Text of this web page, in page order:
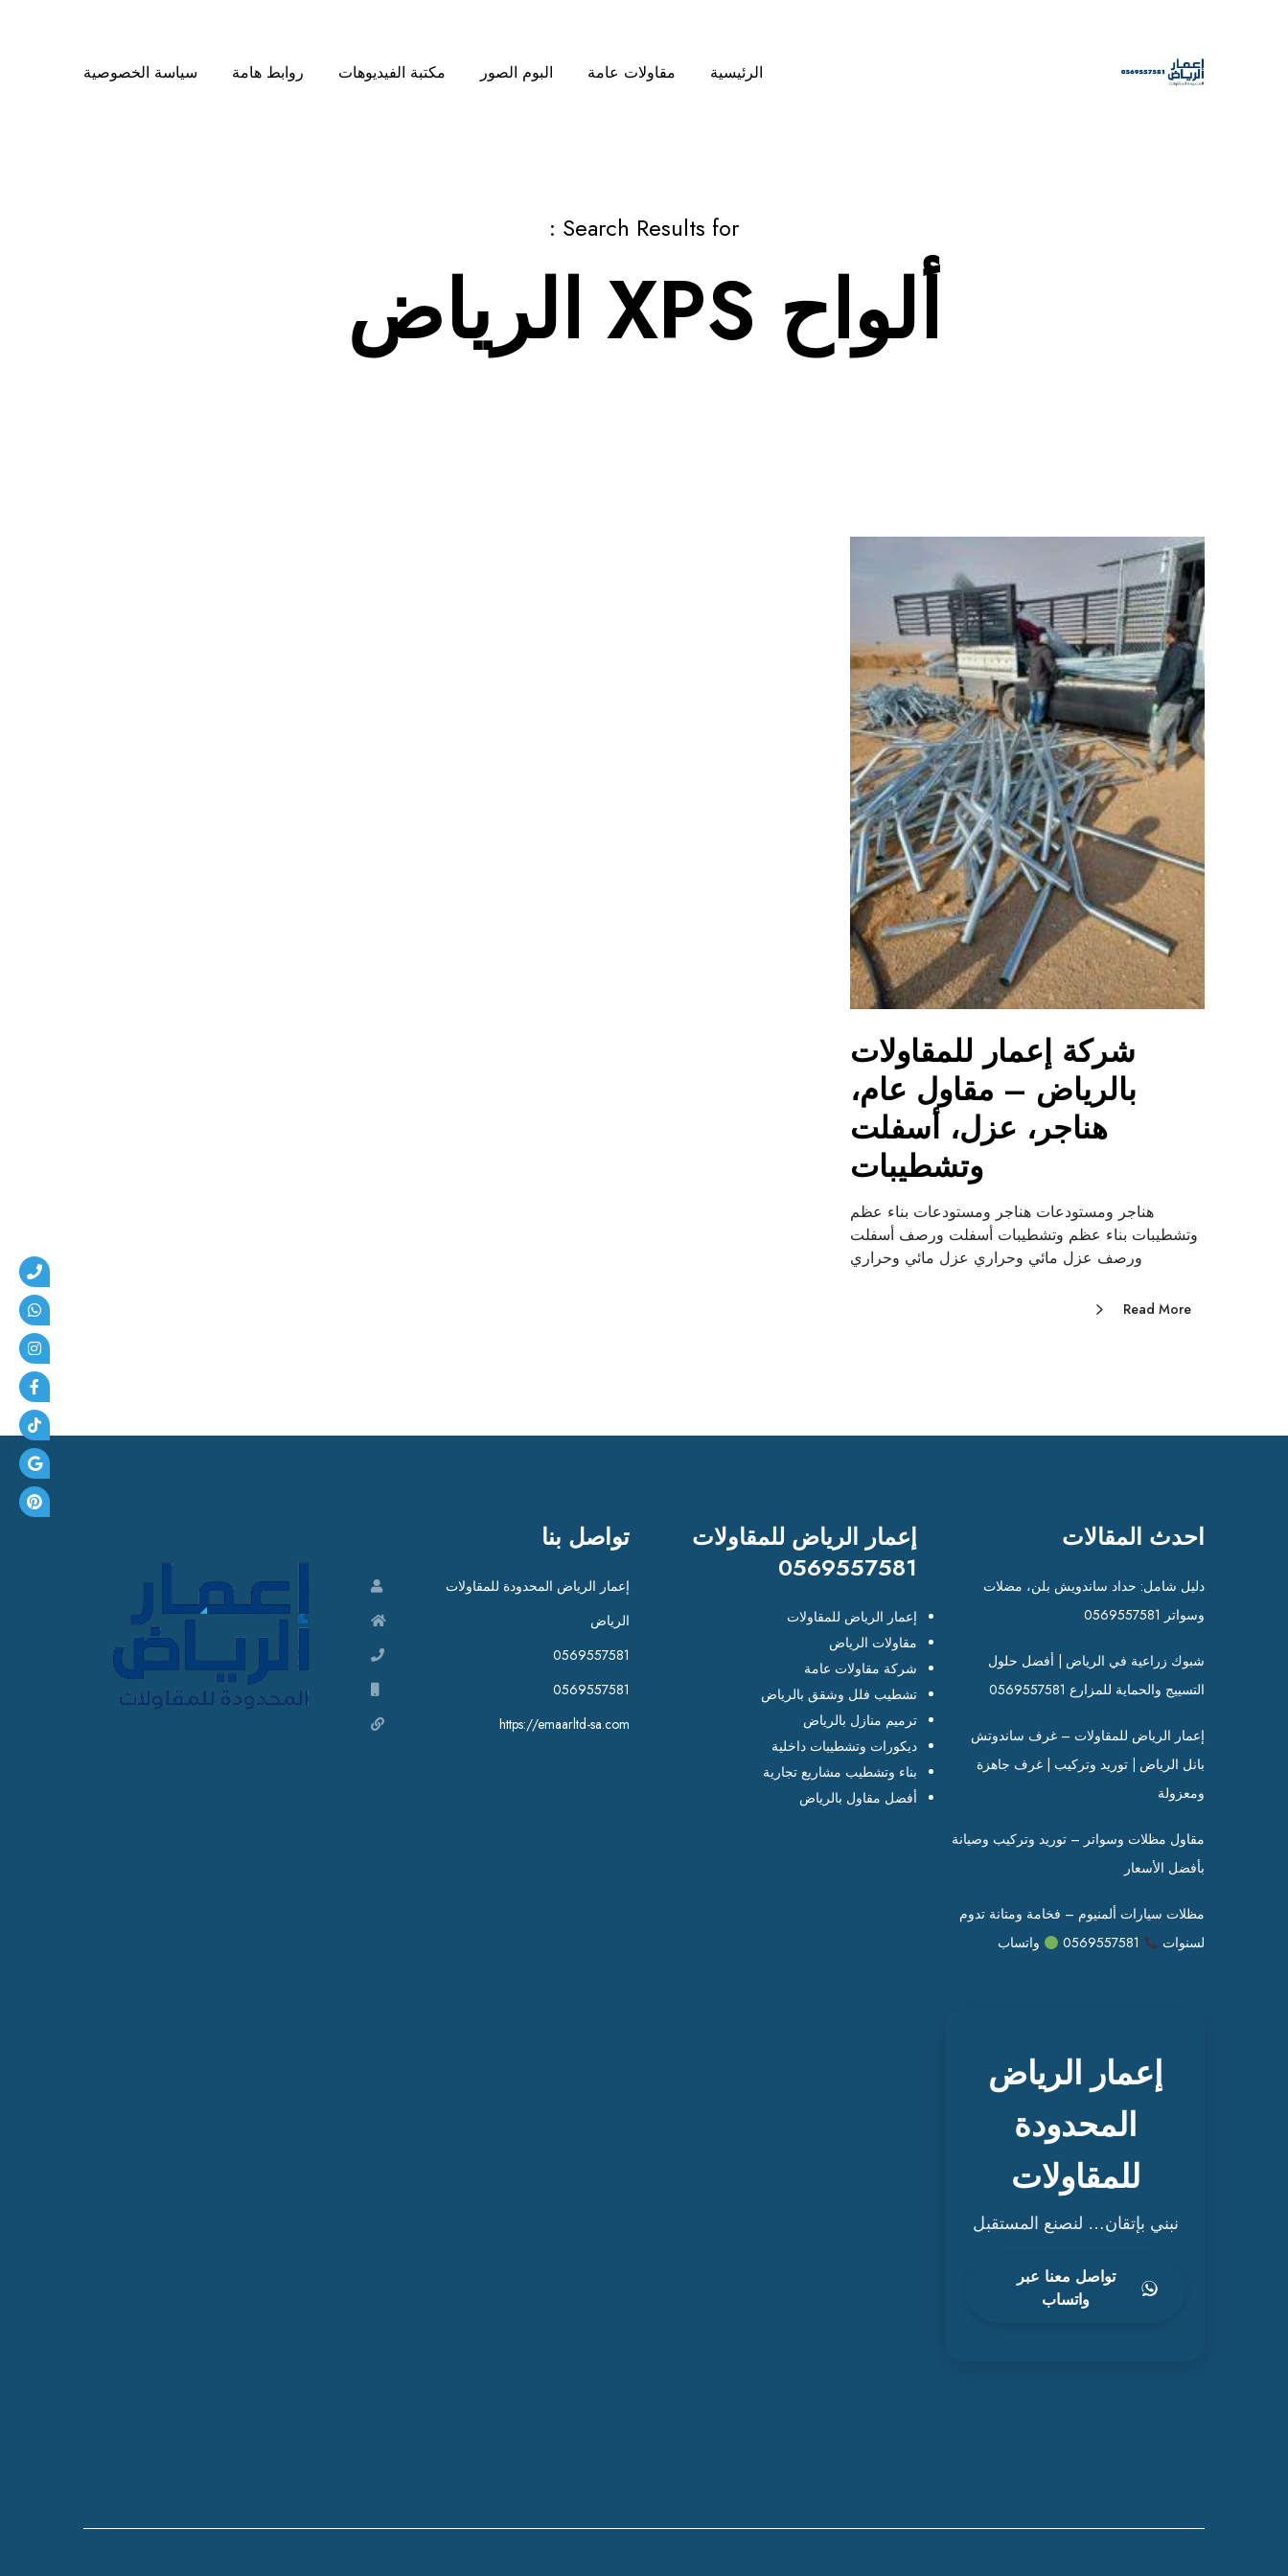
الرئيسية مقاولات عامة البوم الصور مكتبة الفيديوهات روابط هامة سياسة الخصوصية
Search Results for :
ألواح XPS الرياض
شركة إعمار للمقاولات
بالرياض – مقاول عام،
هناجر، عزل، أسفلت
وتشطيبات
هناجر ومستودعات هناجر ومستودعات بناء عظم
وتشطيبات بناء عظم وتشطيبات أسفلت ورصف أسفلت
ورصف عزل مائي وحراري عزل مائي وحراري
Read More
احدث المقالات
دليل شامل: حداد ساندويش بلن، مضلات
وسواتر 0569557581
شبوك زراعية في الرياض | أفضل حلول
التسييج والحماية للمزارع 0569557581
إعمار الرياض للمقاولات – غرف ساندوتش
بانل الرياض | توريد وتركيب | غرف جاهزة
ومعزولة
مقاول مظلات وسواتر – توريد وتركيب وصيانة
بأفضل الأسعار
مظلات سيارات ألمنيوم – فخامة ومتانة تدوم
لسنوات
واتساب
إعمار الرياض
المحدودة
للمقاولات
نبني بإتقان… لنصنع المستقبل
تواصل معنا عبر
واتساب
إعمار الرياض للمقاولات
0569557581
إعمار الرياض للمقاولات
مقاولات الرياض
شركة مقاولات عامة
تشطيب فلل وشقق بالرياض
ترميم منازل بالرياض
ديكورات وتشطيبات داخلية
بناء وتشطيب مشاريع تجارية
أفضل مقاول بالرياض
تواصل بنا
إعمار الرياض المحدودة للمقاولات
الرياض
0569557581
0569557581
https://emaarltd-sa.com